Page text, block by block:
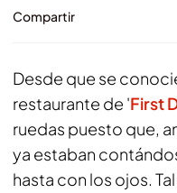
Compartir
Desde que se
restaurante de 'First
ruedas puesto que,
ya estaban
hasta con los ojos.